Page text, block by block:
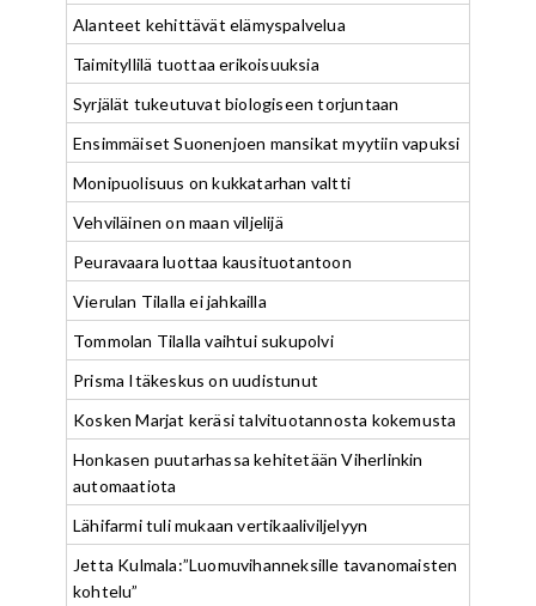
Alanteet kehittävät elämyspalvelua
Taimityllilä tuottaa erikoisuuksia
Syrjälät tukeutuvat biologiseen torjuntaan
Ensimmäiset Suonenjoen mansikat myytiin vapuksi
Monipuolisuus on kukkatarhan valtti
Vehviläinen on maan viljelijä
Peuravaara luottaa kausituotantoon
Vierulan Tilalla ei jahkailla
Tommolan Tilalla vaihtui sukupolvi
Prisma Itäkeskus on uudistunut
Kosken Marjat keräsi talvituotannosta kokemusta
Honkasen puutarhassa kehitetään Viherlinkin
automaatiota
Lähifarmi tuli mukaan vertikaaliviljelyyn
Jetta Kulmala:”Luomuvihanneksille tavanomaisten
kohtelu”